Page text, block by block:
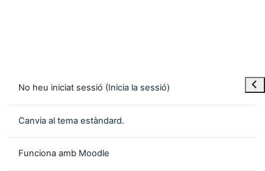
No heu iniciat sessió (Inicia la sessió)
Canvia al tema estàndard.
Funciona amb Moodle